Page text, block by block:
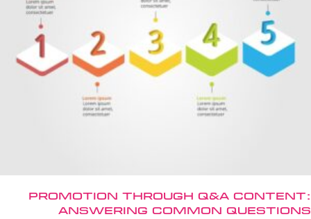
Promotion Through Q&A Content:
Answering Common Questions